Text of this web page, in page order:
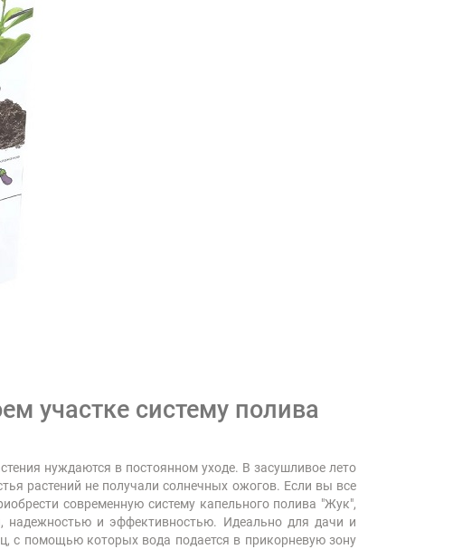
участке систему полива
нуждаются в постоянном уходе. В засушливое лето
растений не получали солнечных ожогов. Если вы все
современную систему капельного полива "Жук",
надежностью и эффективностью. Идеально для дачи и
с помощью которых вода подается в прикорневую зону